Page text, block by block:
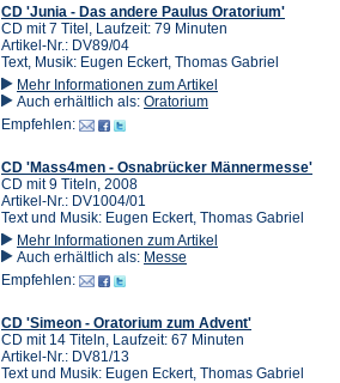
CD 'Junia - Das andere Paulus Oratorium'
CD mit 7 Titel, Laufzeit: 79 Minuten
Artikel-Nr.: DV89/04
Text, Musik: Eugen Eckert, Thomas Gabriel
Mehr Informationen zum Artikel
Auch erhältlich als: Oratorium
Empfehlen:
CD 'Mass4men - Osnabrücker Männermesse'
CD mit 9 Titeln, 2008
Artikel-Nr.: DV1004/01
Text und Musik: Eugen Eckert, Thomas Gabriel
Mehr Informationen zum Artikel
Auch erhältlich als: Messe
Empfehlen:
CD 'Simeon - Oratorium zum Advent'
CD mit 14 Titeln, Laufzeit: 67 Minuten
Artikel-Nr.: DV81/13
Text und Musik: Eugen Eckert, Thomas Gabriel